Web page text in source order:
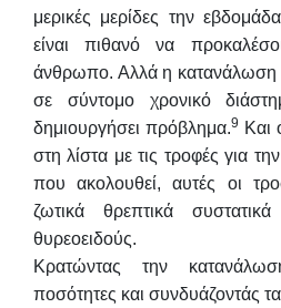
μερικές μερίδες την
είναι πιθανό να
άνθρωπο. Αλλά η
σε σύντομο χρονικό
δημιουργήσει πρόβλημα.9 Και
στη λίστα με τις τροφές για
που ακολουθεί, αυτές οι
ζωτικά θρεπτικά
θυρεοειδούς.
Κρατώντας την
ποσότητες και συνδυάζοντάς